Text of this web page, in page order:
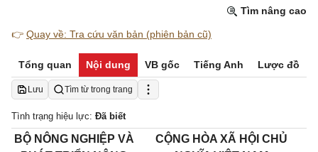
Tìm nâng cao
👉 Quay về: Tra cứu văn bản (phiên bản cũ)
Tổng quan Nội dung VB gốc Tiếng Anh Lược đồ
Lưu Tìm từ trong trang
Tình trạng hiệu lực: Đã biết
BỘ NÔNG NGHIỆP VÀ
CỘNG HÒA XÃ HỘI CHỦ